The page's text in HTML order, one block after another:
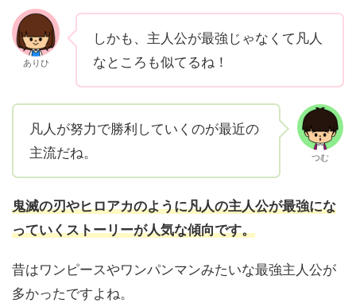
ありひ
しかも、主人公が最強じゃなくて凡人
なところも似てるね！
凡人が努力で勝利していくのが最近の
主流だね。
つむ
鬼滅の刃やヒロアカのように凡人の主人公が最強にな
っていくストーリーが人気な傾向です。
昔はワンピースやワンパンマンみたいな最強主人公が
多かったですよね。